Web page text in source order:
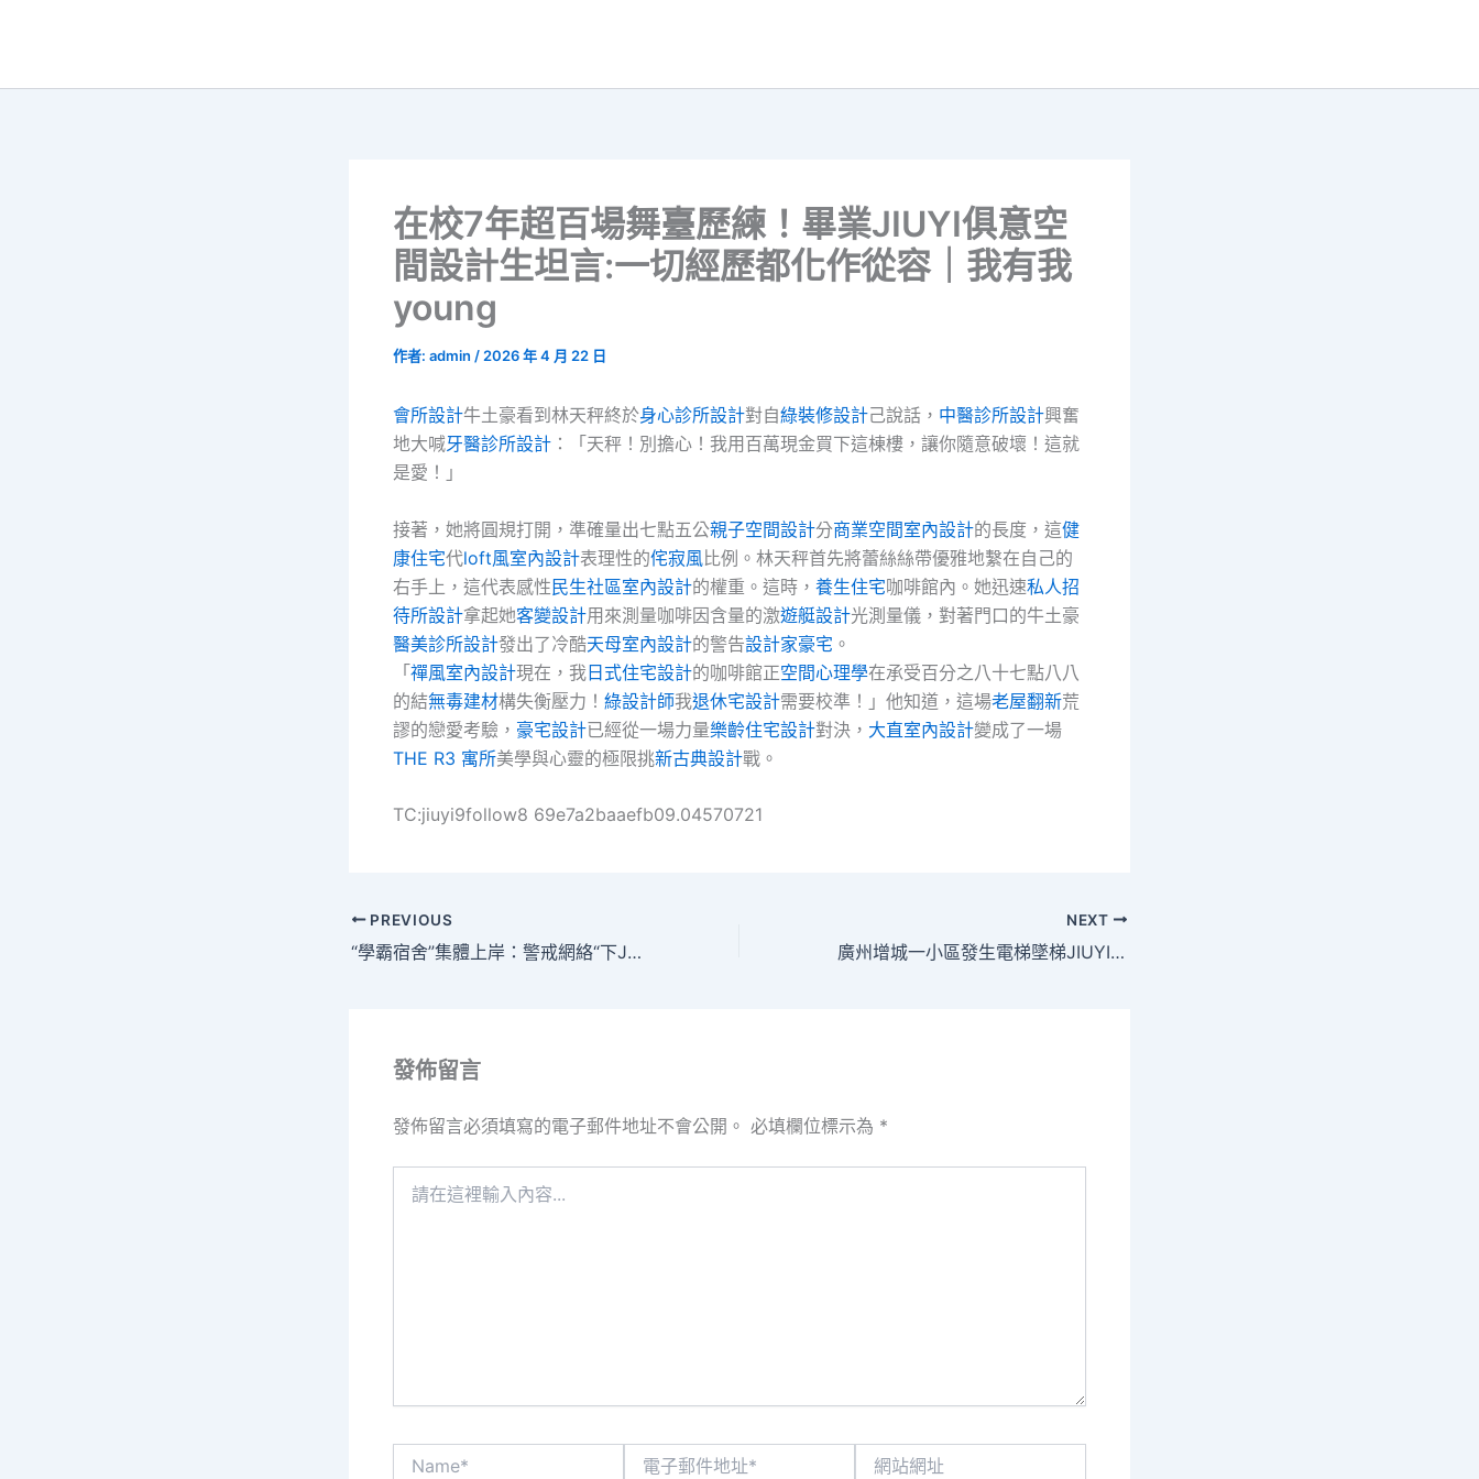
在校7年超百場舞臺歷練！畢業JIUYI俱意空
間設計生坦言:一切經歷都化作從容｜我有我
young
作者: admin / 2026 年 4 月 22 日
會所設計牛土豪看到林天秤終於身心診所設計對自綠裝修設計己說話， 中醫診所設計興奮
地大喊牙醫診所設計 ：「天秤！別擔心！我用百萬現金買下這棟樓，讓你隨意破壞！這就
是愛！」
接著，她將圓規打開，準確量出七點五公親子空間設計分商業空間室內設計的長度，這健
康住宅代loft風室內設計表理性的侘寂風比例。林天秤首先將蕾絲絲帶優雅地繫在自己的
右手上，這代表感性民生社區室內設計的權重。這時， 養生住宅咖啡館內。她迅速私人招
待所設計拿起她客變設計用來測量咖啡因含量的激遊艇設計光測量儀，對著門口的牛土豪
醫美診所設計發出了冷酷天母室內設計的警告設計家豪宅 。
「禪風室內設計現在，我日式住宅設計的咖啡館正空間心理學在承受百分之八十七點八八
的結無毒建材構失衡壓力！ 綠設計師我退休宅設計需要校準！」他知道，這場老屋翻新荒
謬的戀愛考驗， 豪宅設計已經從一場力量樂齡住宅設計對決， 大直室內設計變成了一場
THE R3 寓所美學與心靈的極限挑新古典設計戰。
TC:jiuyi9follow8 69e7a2baaefb09.04570721
PREVIOUS
“學霸宿舍”集體上岸：警戒網絡“下JIUYI俱意診所設計鉤子”現象
NEXT
廣州增城一小區發生電梯墜梯JIUYI俱意診所設計：從15層墜至負2層，一業主受傷
發佈留言
發佈留言必須填寫的電子郵件地址不會公開。 必填欄位標示為 *